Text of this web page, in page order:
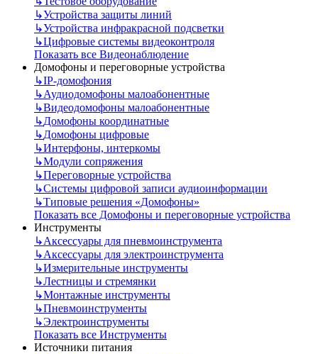
↳Устройства защиты линий
↳Устройства инфракрасной подсветки
↳Цифровые системы видеоконтроля
Показать все Видеонаблюдение
Домофоны и переговорные устройства
↳IP-домофония
↳Аудиодомофоны малоабонентные
↳Видеодомофоны малоабонентные
↳Домофоны координатные
↳Домофоны цифровые
↳Интерфоны, интеркомы
↳Модули сопряжения
↳Переговорные устройства
↳Системы цифровой записи аудиоинформации
↳Типовые решения «Домофоны»
Показать все Домофоны и переговорные устройства
Инструменты
↳Аксессуары для пневмоинструмента
↳Аксессуары для электроинструмента
↳Измерительные инструменты
↳Лестницы и стремянки
↳Монтажные инструменты
↳Пневмоинструменты
↳Электроинструменты
Показать все Инструменты
Источники питания